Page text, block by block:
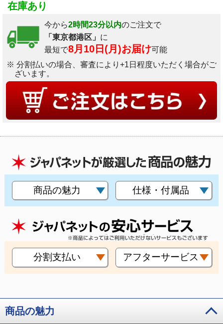
在庫あり
今から2時間23分以内のご注文で
「東京都港区」 に
最短で8月10日(月)お届け可能
※ 分割払いの場合、審査により+1日程度いただく場合がご
ざいます。
商品の魅力 仕様・付属品
分割支払い アフターサービス
商品の魅力